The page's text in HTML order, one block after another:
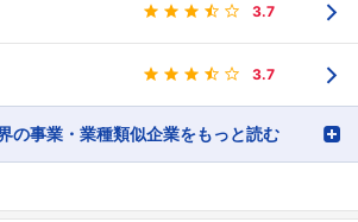
3.7
3.7
の事業・業種類似企業をもっと読む